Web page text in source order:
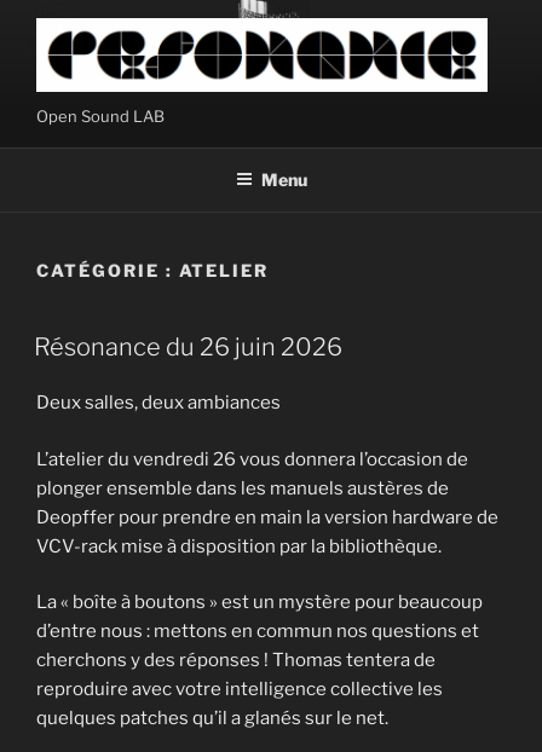
Aller
contenu
Open Sound LAB
Menu
CATÉGORIE : ATELIER
Résonance du 26 juin 2026
Deux salles, deux ambiances
L’atelier du vendredi 26 vous donnera l’occasion de
plonger ensemble dans les manuels austères de
Deopffer pour prendre en main la version hardware de
VCV-rack mise à disposition par la bibliothèque.
La « boîte à boutons » est un mystère pour beaucoup
d’entre nous : mettons en commun nos questions et
cherchons y des réponses ! Thomas tentera de
reproduire avec votre intelligence collective les
quelques patches qu’il a glanés sur le net.